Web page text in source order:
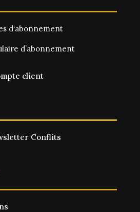
d‘abonnement
d’abonnement
client
Conflits